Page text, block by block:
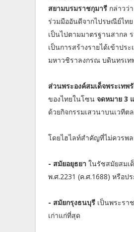
สยามบรมราชกุมารี กล่าวว่
ร่วมมืออันดีจากไปรษณีย์ไท
เป็นไปตามมาตรฐานสากล
เป็นการสร้างรายได้เข้าปร
มหาวชิราลงกรณ บดินทรเท
ส่วนพระองค์สมเด็จพระเท
ของไทยในโซน จดหมาย 3
ด้วยกิจกรรมเสวนาบนเวที
โดยไฮไลท์สำคัญที่ไม่ควรพ
- สมัยอยุธยา ในรัชสมัยสมเ
พ.ศ.2231 (ค.ศ.1688) หรือ
- สมัยกรุงธนบุรี เป็นพระรา
เก่าแก่ที่สุด